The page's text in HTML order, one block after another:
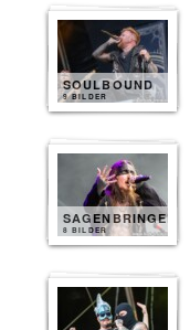
SOULBOUND
9 BILDER
SAGENBRINGER
8 BILDER